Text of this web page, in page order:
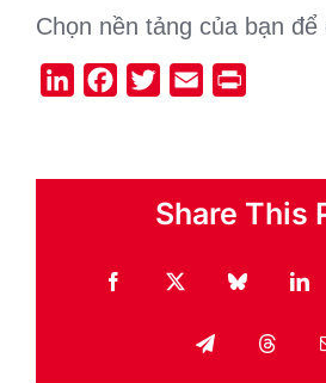
Chọn nền tảng của bạn
LinkedInFacebook
Twitter Email
Share This
Facebook
X Bluesky
TelegramThreads